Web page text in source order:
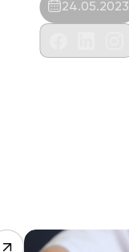
24.05.2023